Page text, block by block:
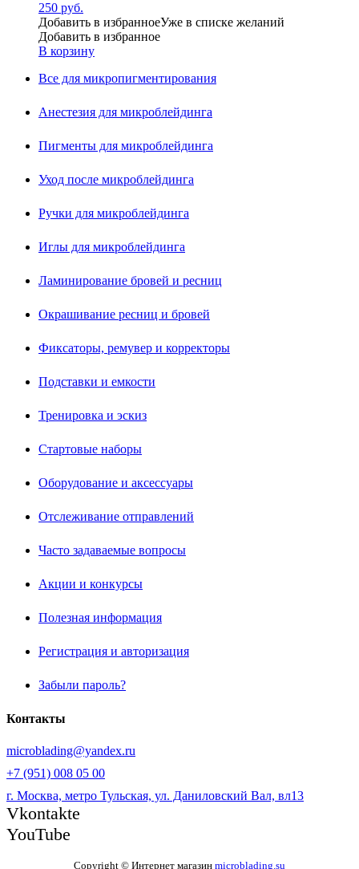
250 руб.
Добавить в избранноеУже в списке желаний
Добавить в избранное
В корзину
Все для микропигментирования
Анестезия для микроблейдинга
Пигменты для микроблейдинга
Уход после микроблейдинга
Ручки для микроблейдинга
Иглы для микроблейдинга
Ламинирование бровей и ресниц
Окрашивание ресниц и бровей
Фиксаторы, ремувер и корректоры
Подставки и емкости
Тренировка и эскиз
Стартовые наборы
Оборудование и аксессуары
Отслеживание отправлений
Часто задаваемые вопросы
Акции и конкурсы
Полезная информация
Регистрация и авторизация
Забыли пароль?
Контакты
microblading@yandex.ru
+7 (951) 008 05 00
г. Москва, метро Тульская, ул. Даниловский Вал, вл13
Vkontakte
YouTube
Copyright © Интернет магазин microblading.su